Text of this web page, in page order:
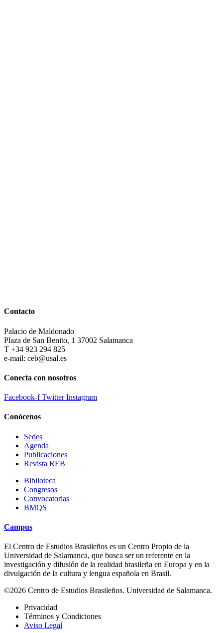
Contacto
Palacio de Maldonado
Plaza de San Benito, 1 37002 Salamanca
T +34 923 294 825
e-mail: ceb@usal.es
Conecta con nosotros
Facebook-f Twitter Instagram
Conócenos
Sedes
Agenda
Publicaciones
Revista REB
Biblioteca
Congresos
Convocatorias
BMQS
Campus
El Centro de Estudios Brasileños es un Centro Propio de la
Universidad de Salamanca, que busca ser un referente en la
investigación y difusión de la realidad brasileña en Europa y en la
divulgación de la cultura y lengua española en Brasil.
©2026 Centro de Estudios Brasileños. Universidad de Salamanca.
Privacidad
Términos y Condiciones
Aviso Legal